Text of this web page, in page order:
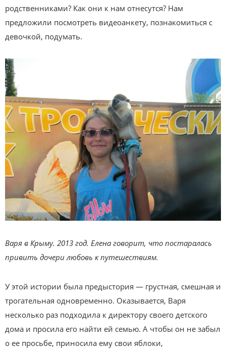
родственниками? Как они к нам отнесутся? Нам
предложили посмотреть видеоанкету, познакомиться с
девочкой, подумать.
Варя в Крыму. 2013 год. Елена говорит, что постаралась
привить дочери любовь к путешествиям.
У этой истории была предыстория — грустная, смешная и
трогательная одновременно. Оказывается, Варя
несколько раз подходила к директору своего детского
дома и просила его найти ей семью. А чтобы он не забыл
о ее просьбе, приносила ему свои яблоки,